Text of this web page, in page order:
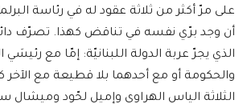
على مرّ أكثر من ثلاثة عقود له في رئاسة
أن وجد برّي نفسه في تناقض كهذا. تصرّف
الذي يجرّ عربة الدولة اللبنانيّة: إمّا مع رئيسَي
والحكومة أو مع أحدهما بلا قطيعة مع الآخر
الثلاثة الياس الهراوي وإميل لحّود وميشال